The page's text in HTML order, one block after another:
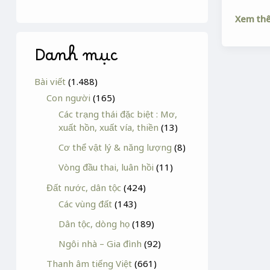
Danh mục
Bài viết (1.488)
Con người (165)
Các trạng thái đặc biệt : Mơ,
xuất hồn, xuất vía, thiền (13)
Cơ thể vật lý & năng lượng (8)
Vòng đầu thai, luân hồi (11)
Đất nước, dân tộc (424)
Các vùng đất (143)
Dân tộc, dòng họ (189)
Ngôi nhà – Gia đình (92)
Thanh âm tiếng Việt (661)
Xem